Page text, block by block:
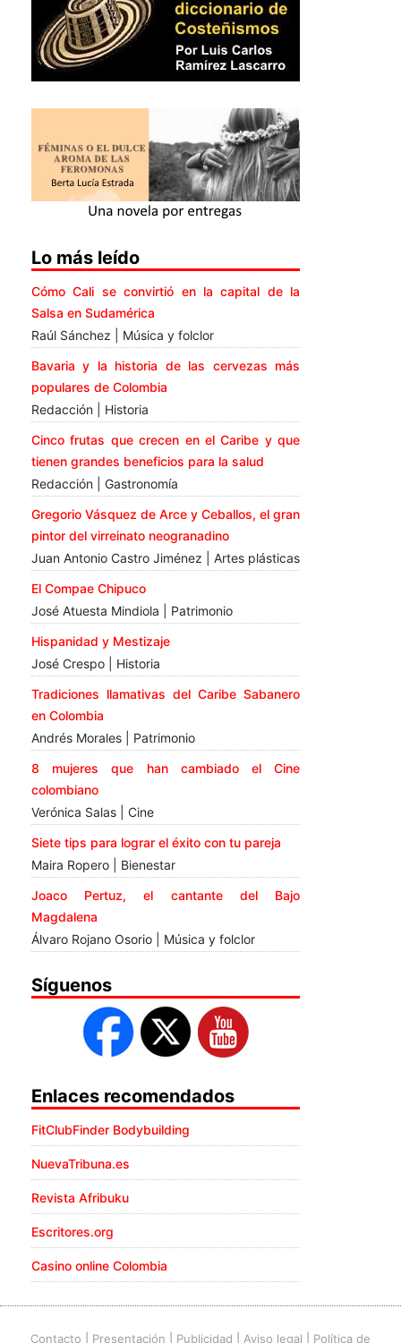
Lo más leído
Cómo Cali se convirtió en la capital de la
Salsa en Sudamérica
Raúl Sánchez | Música y folclor
Bavaria y la historia de las cervezas más
populares de Colombia
Redacción | Historia
Cinco frutas que crecen en el Caribe y que
tienen grandes beneficios para la salud
Redacción | Gastronomía
Gregorio Vásquez de Arce y Ceballos, el gran
pintor del virreinato neogranadino
Juan Antonio Castro Jiménez | Artes plásticas
El Compae Chipuco
José Atuesta Mindiola | Patrimonio
Hispanidad y Mestizaje
José Crespo | Historia
Tradiciones llamativas del Caribe Sabanero
en Colombia
Andrés Morales | Patrimonio
8 mujeres que han cambiado el Cine
colombiano
Verónica Salas | Cine
Siete tips para lograr el éxito con tu pareja
Maira Ropero | Bienestar
Joaco Pertuz, el cantante del Bajo
Magdalena
Álvaro Rojano Osorio | Música y folclor
Síguenos
Enlaces recomendados
FitClubFinder Bodybuilding
NuevaTribuna.es
Revista Afribuku
Escritores.org
Casino online Colombia
Contacto Presentación Publicidad Aviso legal Política de